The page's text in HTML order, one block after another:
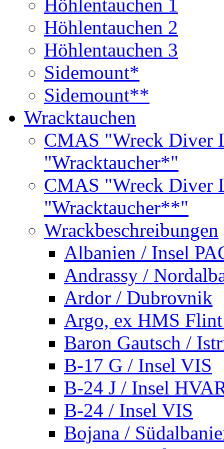
Höhlentauchen 1
Höhlentauchen 2
Höhlentauchen 3
Sidemount*
Sidemount**
Wracktauchen
CMAS "Wreck Diver
"Wracktaucher*"
CMAS "Wreck Diver
"Wracktaucher**"
Wrackbeschreibungen
Albanien / Insel
Andrassy /
Ardor / Dubrovnik
Argo, ex HMS
Baron Gautsch /
B-17 G / Insel VIS
B-24 J / Insel
B-24 / Insel VIS
Bojana /